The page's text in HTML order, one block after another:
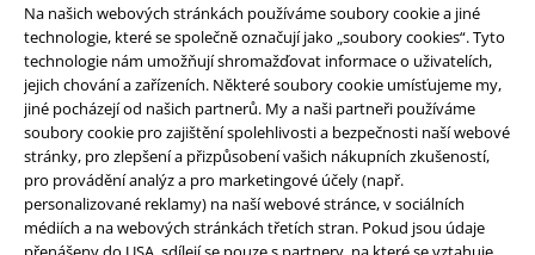
Na našich webových stránkách používáme soubory cookie a jiné
technologie, které se společně označují jako „soubory cookies“. Tyto
technologie nám umožňují shromažďovat informace o uživatelích,
jejich chování a zařízeních. Některé soubory cookie umísťujeme my,
jiné pocházejí od našich partnerů. My a naši partneři používáme
soubory cookie pro zajištění spolehlivosti a bezpečnosti naší webové
stránky, pro zlepšení a přizpůsobení vašich nákupních zkušeností,
pro provádění analýz a pro marketingové účely (např.
personalizované reklamy) na naší webové stránce, v sociálních
médiích a na webových stránkách třetích stran. Pokud jsou údaje
funkce a výhody!
A Warner Music Group Company